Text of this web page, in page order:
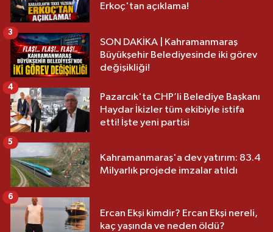
Erkoç'tan açıklama!
SON DAKİKA | Kahramanmaraş
Büyükşehir Belediyesinde iki görev
değişikliği!
3
Pazarcık'ta CHP’li Belediye Başkanı
Haydar İkizler tüm ekibiyle istifa
etti! İşte yeni partisi
4
Kahramanmaraş'a dev yatırım: 83.4
Milyarlık projede imzalar atıldı
5
Ercan Ekşi kimdir? Ercan Ekşi nereli,
kaç yaşında ve neden öldü?
6